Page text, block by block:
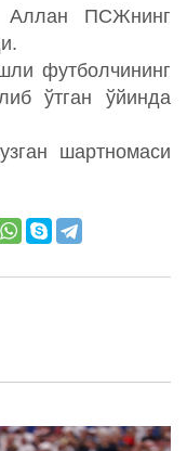
Аллан ПСЖнинг
футболчининг
ўтган ўйинда
шартномаси